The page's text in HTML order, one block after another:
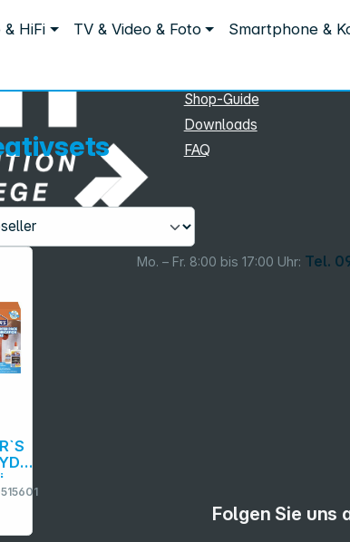
Mo. – Fr. 8:00 bis 17:00 Uhr: Tel.
& HiFi TV & Video & Foto Smartphone &
Kreativsets
Kit
515601
Shop-Guide
Downloads
FAQ
Folgen Sie uns